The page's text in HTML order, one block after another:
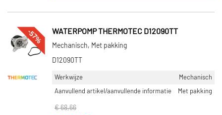
-57% WATERPOMP THERMOTEC D12090TT
Mechanisch, Met pakking
D12090TT
Werkwijze
Mechanisch
Aanvullend artikel/aanvullende informatie
Met pakking
€ 68,66